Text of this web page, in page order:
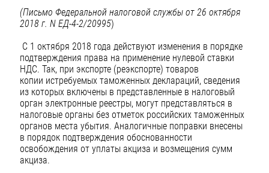
(Письмо Федеральной налоговой службы от 26 октября
2018 г. N ЕД-4-2/20995)
С 1 октября 2018 года действуют изменения в порядке
подтверждения права на применение нулевой ставки
НДС. Так, при экспорте (реэкспорте) товаров
копии истребуемых таможенных деклараций, сведения
из которых включены в представленные в налоговый
орган электронные реестры, могут представляться в
налоговые органы без отметок российских таможенных
органов места убытия. Аналогичные поправки внесены
в порядок подтверждения обоснованности
освобождения от уплаты акциза и возмещения сумм
акциза.